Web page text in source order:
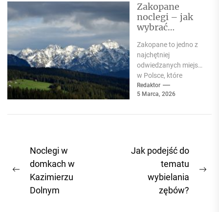
sytuację finansową
klienta, jego...
Zakopane
noclegi – jak
wybrać
mieć wszystko
blisko
Zakopane to jedno z
najchętniej
odwiedzanych miejsc
w Polsce, które
przyciąga turystów
nie tylko zimą, ale
oferują
Redaktor
5 Marca, 2026
Nawigacja
wpisu
Previous
post:
Noclegi w
domkach w
Kazimierzu
Dolnym
Jak podejść do
tematu
wybielania
zębów?